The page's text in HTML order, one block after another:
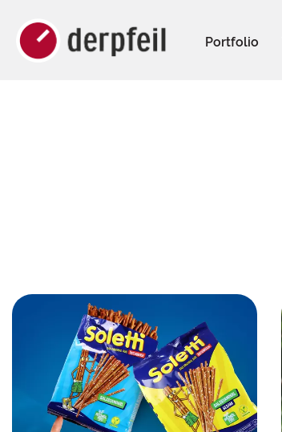
Portfolio
Soletti im neuen Look. derpfeil
launcht eine österreichische
Kultmarke.